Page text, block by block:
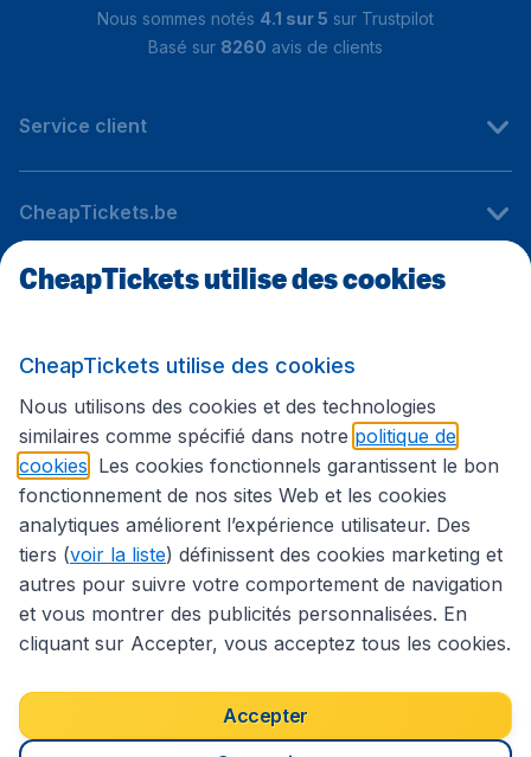
Nous sommes notés 4.1 sur 5 sur Trustpilot
Basé sur 8260 avis de clients
Service client
CheapTickets.be
Sites internationaux
Suivez CheapTickets.be
Déclaration d’accessibilité
Conditions générales
Déclaration de confidentialité
Droits d’auteur © 2026
CheapTickets utilise des cookies
CheapTickets utilise des cookies
Nous utilisons des cookies et des technologies
similaires comme spécifié dans notre politique de
cookies . Les cookies fonctionnels garantissent le bon
fonctionnement de nos sites Web et les cookies
analytiques améliorent l’expérience utilisateur. Des
tiers (voir la liste) définissent des cookies marketing et
autres pour suivre votre comportement de navigation
et vous montrer des publicités personnalisées. En
cliquant sur Accepter, vous acceptez tous les cookies.
Accepter